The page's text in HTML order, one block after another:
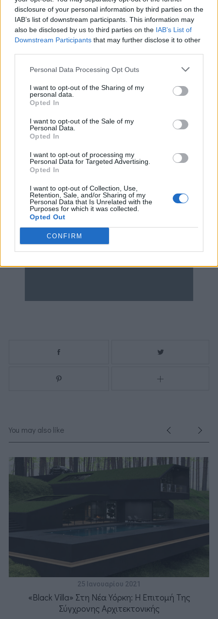
disclosure of your personal information by third parties on the
IAB’s list of downstream participants. This information may
also be disclosed by us to third parties on the IAB’s List of
Downstream Participants that may further disclose it to other
Personal Data Processing Opt Outs
I want to opt-out of the Sharing of my
personal data.
Opted In
I want to opt-out of the Sale of my
Personal Data.
Opted In
I want to opt-out of processing my
Personal Data for Targeted Advertising.
Opted In
I want to opt-out of Collection, Use,
Retention, Sale, and/or Sharing of my
Personal Data that Is Unrelated with the
Purposes for which it was collected.
Opted Out
CONFIRM
You may also like
25 Ιανουαρίου 2021
«Black Villa» Στη Νέα Υόρκη: Η Επιτομή Της
Σύγχρονης Αρχιτεκτονικής